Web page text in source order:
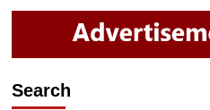
ALGUNOS
REGLAMENTOS
EL
AYUNTAMIENTO
MAZATLÁN
Search